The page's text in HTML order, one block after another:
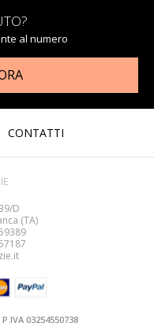
al numero
CONTATTI
D
(TA)
03254550738